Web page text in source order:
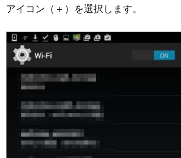
アイコン（＋）を選択します。